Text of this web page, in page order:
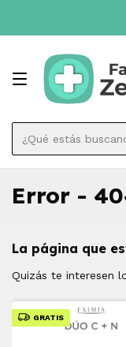
Error -
La página que
Quizás te interesen
GRATIS